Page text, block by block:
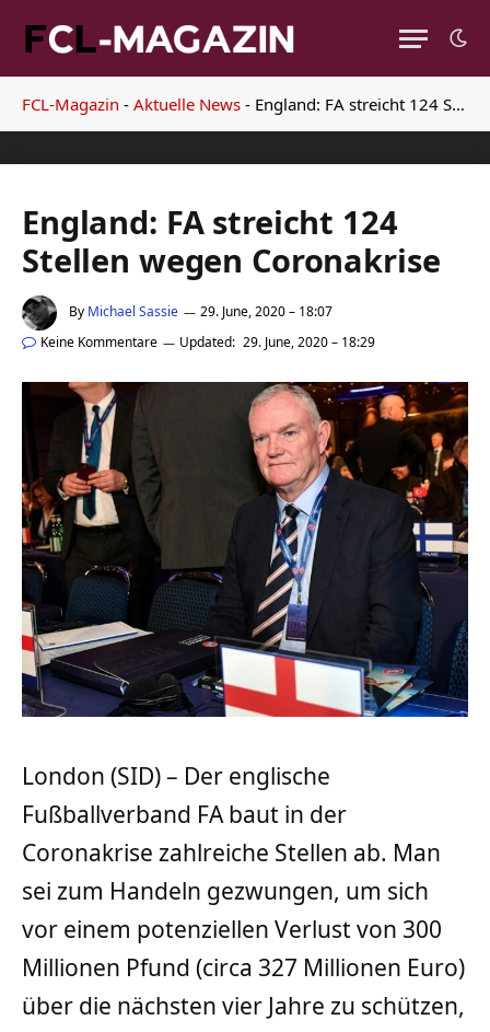
FCL-Magazin - Aktuelle News - England: FA streicht 124 Stellen wegen Coronakrise
England: FA streicht 124
Stellen wegen Coronakrise
By Michael Sassie
29. June, 2020 – 18:07
Keine Kommentare
Updated: 29. June, 2020 – 18:29
London (SID) – Der englische
Fußballverband FA baut in der
Coronakrise zahlreiche Stellen ab. Man
sei zum Handeln gezwungen, um sich
vor einem potenziellen Verlust von 300
Millionen Pfund (circa 327 Millionen Euro)
über die nächsten vier Jahre zu schützen,